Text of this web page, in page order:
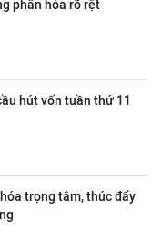
phân hóa rõ rệt
hút vốn tuần thứ 11
trọng tâm, thúc đẩy